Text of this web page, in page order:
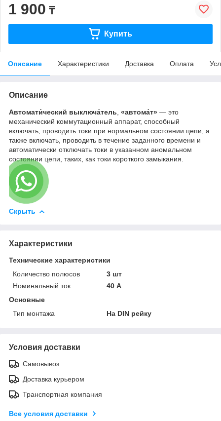
1 900 ₸
Купить
Описание Характеристики Доставка Оплата
Описание
Автомати́ческий выключа́тель «автома́т» — это
механический коммутационный аппарат, способный
включать, проводить токи при нормальном состоянии цепи, а
также включать, проводить в течение заданного времени и
автоматически отключать токи в указанном аномальном
состоянии цепи, таких, как токи короткого замыкания.
Скрыть
Характеристики
Технические характеристики
Количество полюсов
3 шт
Номинальный ток
40 А
Основные
Тип монтажа
На DIN рейку
Условия доставки
Самовывоз
Доставка курьером
Транспортная компания
Все условия доставки